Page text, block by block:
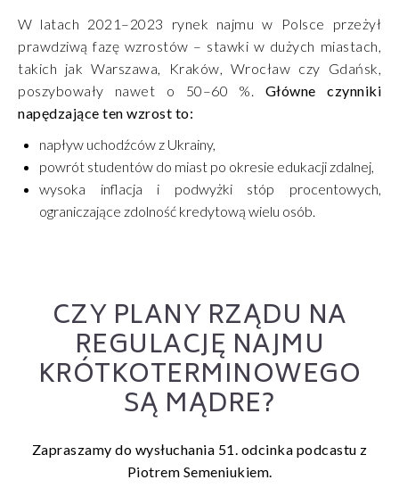
W latach 2021–2023 rynek najmu w Polsce przeżył
prawdziwą fazę wzrostów – stawki w dużych miastach,
takich jak Warszawa, Kraków, Wrocław czy Gdańsk,
poszybowały nawet o 50–60 %. Główne czynniki
napędzające ten wzrost to:
napływ uchodźców z Ukrainy,
powrót studentów do miast po okresie edukacji zdalnej,
wysoka inflacja i podwyżki stóp procentowych,
ograniczające zdolność kredytową wielu osób.
CZY PLANY RZĄDU NA
REGULACJĘ NAJMU
KRÓTKOTERMINOWEGO
SĄ MĄDRE?
Zapraszamy do wysłuchania 51. odcinka podcastu z
Piotrem Semeniukiem.